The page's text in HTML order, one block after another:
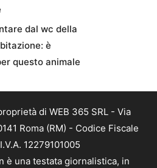
dal wc della
è
questo animale
di WEB 365 SRL - Via
Roma (RM) - Codice Fiscale
12279101005
è una testata giornalistica, in